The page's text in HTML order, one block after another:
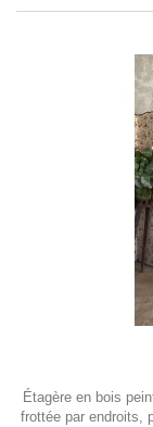
Étagère en bois
frottée par endroits,